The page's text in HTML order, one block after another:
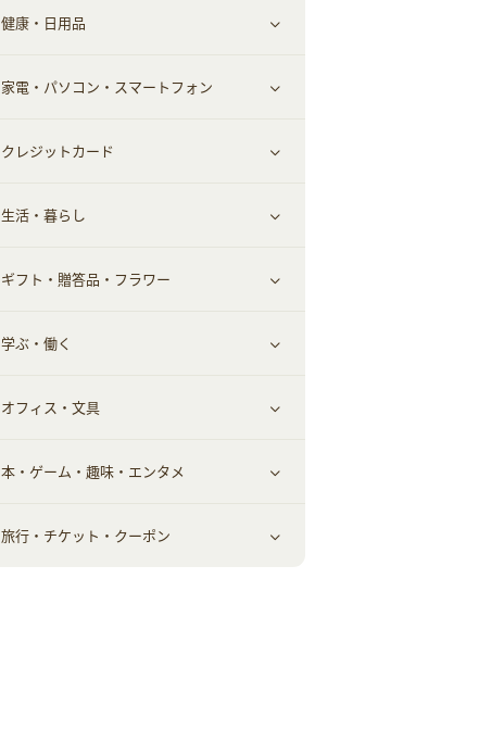
インナー・下着
靴・フットウェア
小物・かばん
スーツ・フォーマル
グルメ
ドリンク
お酒
食材宅配
すべて見る
スキンケア
メイクアップ
ヘアケア
メンズ美容
美容・ダイエット用品
脱毛用品
美容食品
健康・日用品
すべて見る
健康食品｜青汁・飲料
健康食品｜乳酸菌・ケフィア
健康食品｜その他
スポーツ・フィットネス
日用品・薬局・からだ
家電・パソコン・スマートフォン
すべて見る
家電・パソコン・ソフトウェア
スマホ・携帯電話・SIM
クレジットカード
すべて見る
クレジットカード
生活・暮らし
すべて見る
車情報・カーシェア・レンタル
お役立ち
生活雑貨・家具インテリア
赤ちゃん・こども・マタニティ
ギフト・贈答品・フラワー
すべて見る
ギフト・贈答品
フラワー
学ぶ・働く
すべて見る
習い事・学習・学校
オフィス・文具
すべて見る
オフィス・文具
本・ゲーム・趣味・エンタメ
すべて見る
旅行・チケット・クーポン